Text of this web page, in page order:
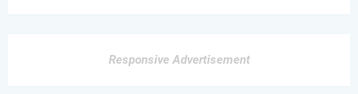
Responsive Advertisement